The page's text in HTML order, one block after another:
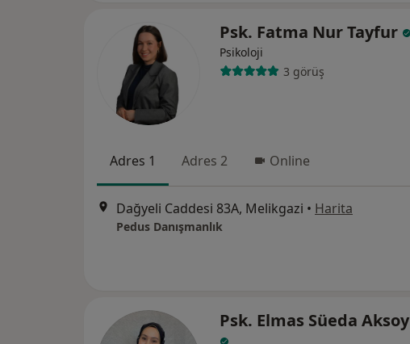
Psk. Fatma Nur Tayfur
Psikoloji
3 görüş
Adres 1 Adres 2 Online
Dağyeli Caddesi 83A, Melikgazi • Harita
Pedus Danışmanlık
Psk. Elmas Süeda Aksoy